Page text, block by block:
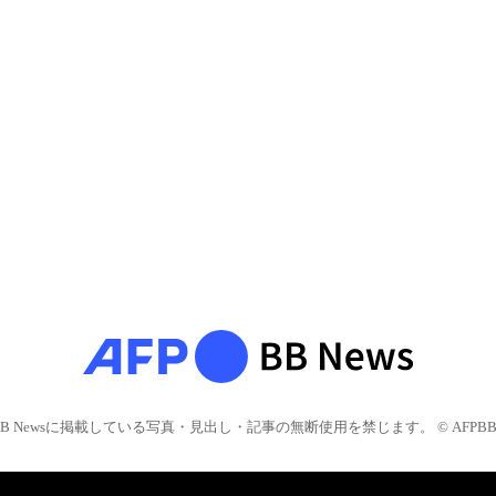
Newsに掲載している写真・見出し・記事の無断使用を禁じます。 © AFPBB